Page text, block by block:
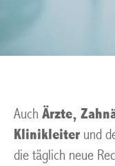
Auch Ärzte,
Klinikleiter und
die täglich neue